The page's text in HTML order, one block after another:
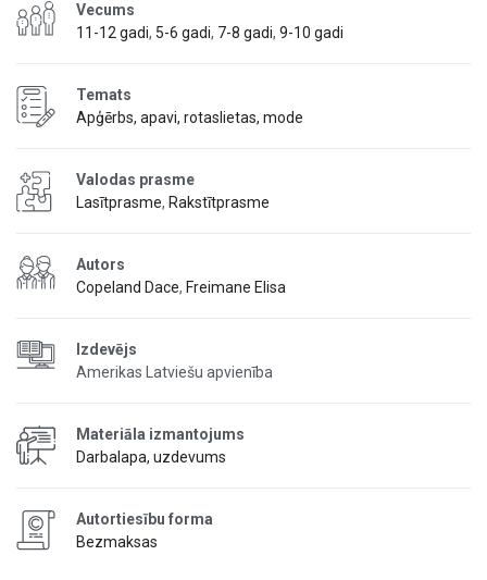
Vecums
11-12 gadi, 5-6 gadi, 7-8 gadi, 9-10 gadi
Temats
Apģērbs, apavi, rotaslietas, mode
Valodas prasme
Lasītprasme, Rakstītprasme
Autors
Copeland Dace, Freimane Elisa
Izdevējs
Amerikas Latviešu apvienība
Materiāla izmantojums
Darbalapa, uzdevums
Autortiesību forma
Bezmaksas